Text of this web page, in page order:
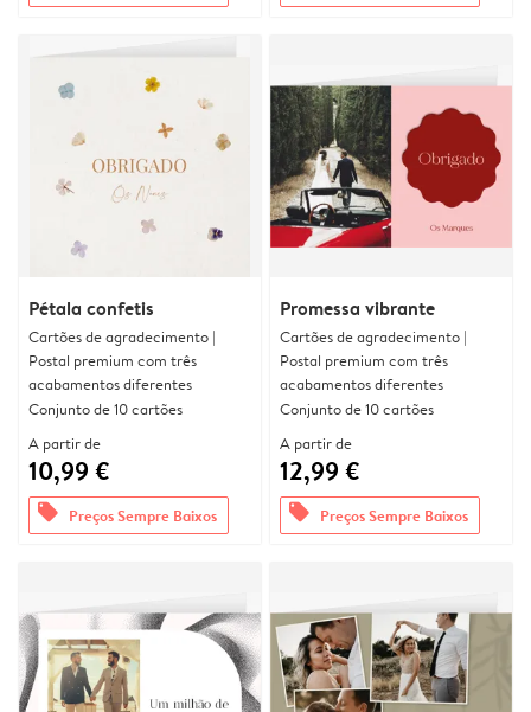
Pétala confetis
Cartões de agradecimento |
Postal premium com três
acabamentos diferentes
Conjunto de 10 cartões
A partir de
10,99 €
offers Preços Sempre Baixos
Promessa vibrante
Cartões de agradecimento |
Postal premium com três
acabamentos diferentes
Conjunto de 10 cartões
A partir de
12,99 €
offers Preços Sempre Baixos